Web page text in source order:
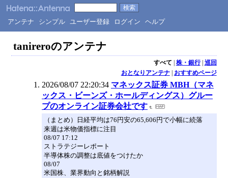
アンテナ シンプル ユーザー登録 ログイン ヘルプ
tanireroのアンテナ
すべて | 株・銀行| 巡回
おとなりアンテナ| おすすめページ
2026/08/07 22:20:34 マネックス証券 MBH（マネ
ックス・ビーンズ・ホールディングス）グルー
プのオンライン証券会社です
（まとめ）日経平均は76円安の65,606円で小幅に続落
来週は米物価指標に注目
08/07 17:12
ストラテジーレポート
半導体株の調整は底値をつけたか
08/07
米国株、業界動向と銘柄解説